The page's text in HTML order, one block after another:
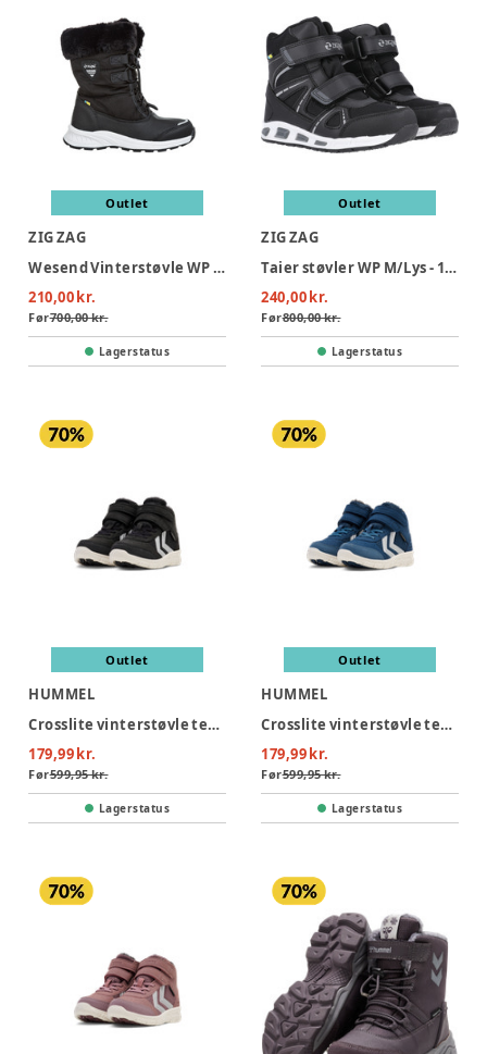
Outlet
ZIG ZAG
Wesend Vinterstøvle WP - 1001A
210,00 kr.
Før700,00 kr.
Lagerstatus
Outlet
ZIG ZAG
Taier støvler WP M/Lys - 1001
240,00 kr.
Før800,00 kr.
Lagerstatus
Outlet
HUMMEL
Crosslite vinterstøvle tex jr - 2352
179,99 kr.
Før599,95 kr.
Lagerstatus
Outlet
HUMMEL
Crosslite vinterstøvle tex jr - 7642
179,99 kr.
Før599,95 kr.
Lagerstatus